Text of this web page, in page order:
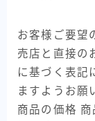
お客様ご要望
売店と直接の
に基づく表記
ますようお願
商品の価格